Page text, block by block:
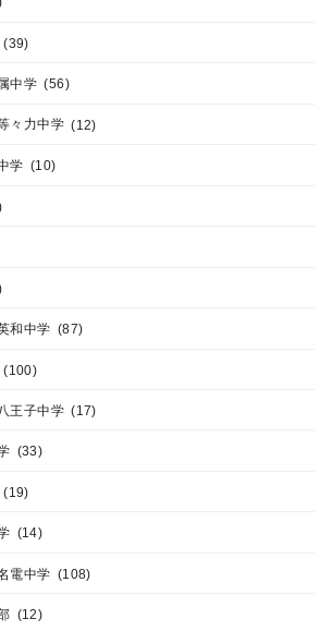
(39)
中学 (56)
々力中学 (12)
学 (10)
和中学 (87)
(100)
王子中学 (17)
(33)
(19)
(14)
電中学 (108)
(12)